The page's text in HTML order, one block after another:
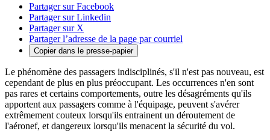
Partager sur Facebook
Partager sur Linkedin
Partager sur X
Partager l’adresse de la page par courriel
Copier dans le presse-papier
Le phénomène des passagers indisciplinés, s'il n'est pas nouveau, est
cependant de plus en plus préoccupant. Les occurrences n'en sont
pas rares et certains comportements, outre les désagréments qu'ils
apportent aux passagers comme à l'équipage, peuvent s'avérer
extrêmement couteux lorsqu'ils entrainent un déroutement de
l'aéronef, et dangereux lorsqu'ils menacent la sécurité du vol.